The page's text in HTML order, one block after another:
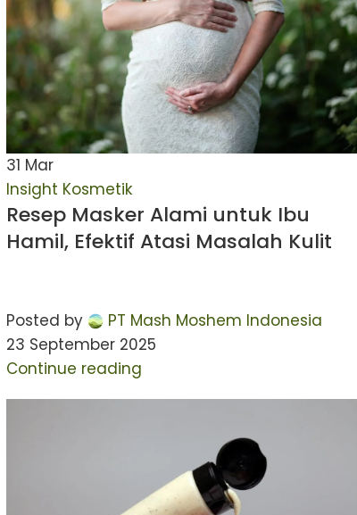
31 Mar
Insight Kosmetik
Resep Masker Alami untuk Ibu
Hamil, Efektif Atasi Masalah Kulit
Posted by
PT Mash Moshem Indonesia
23 September 2025
Continue reading